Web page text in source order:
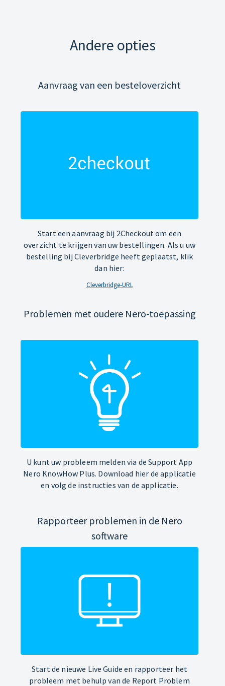
Andere opties
Aanvraag van een besteloverzicht
Start een aanvraag bij 2Checkout om een
overzicht te krijgen van uw bestellingen. Als u uw
bestelling bij Cleverbridge heeft geplaatst, klik
dan hier:
Cleverbridge-URL
Problemen met oudere Nero-toepassing
U kunt uw probleem melden via de Support App
Nero KnowHow Plus. Download hier de applicatie
en volg de instructies van de applicatie.
Rapporteer problemen in de Nero
software
Start de nieuwe Live Guide en rapporteer het
probleem met behulp van de Report Problem